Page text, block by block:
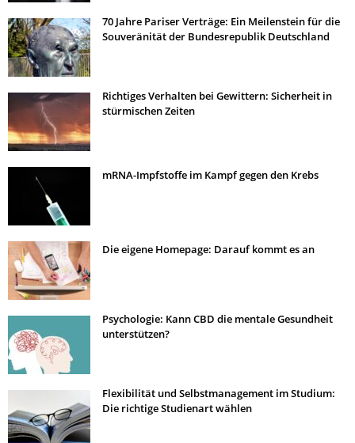
70 Jahre Pariser Verträge: Ein Meilenstein für die
Souveränität der Bundesrepublik Deutschland
Richtiges Verhalten bei Gewittern: Sicherheit in
stürmischen Zeiten
mRNA-Impfstoffe im Kampf gegen den Krebs
Die eigene Homepage: Darauf kommt es an
Psychologie: Kann CBD die mentale Gesundheit
unterstützen?
Flexibilität und Selbstmanagement im Studium:
Die richtige Studienart wählen